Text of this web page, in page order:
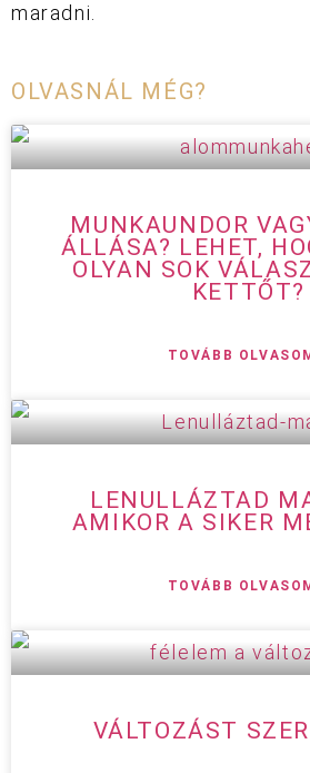
maradni.
OLVASNÁL MÉG?
MUNKAUNDOR
ÁLLÁSA? LEHET,
OLYAN SOK
KETTŐT?
TOVÁBB
LENULLÁZTAD
AMIKOR A SIKER
TOVÁBB
VÁLTOZÁST